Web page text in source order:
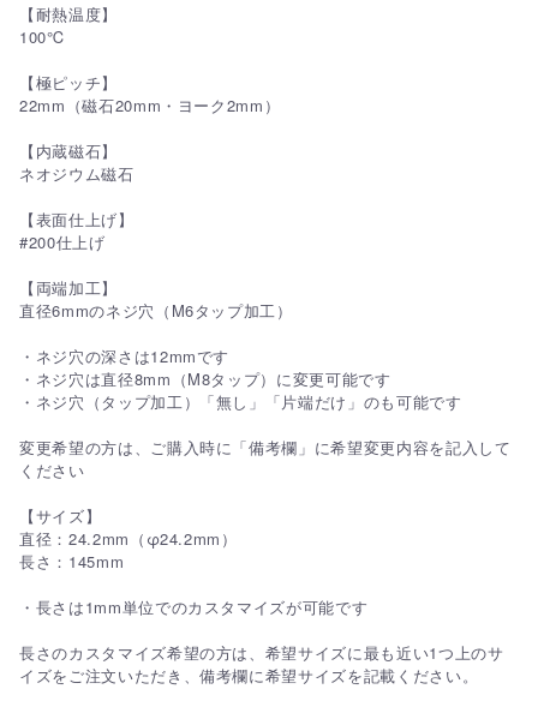
【耐熱温度】
100℃
【極ピッチ】
22mm（磁石20mm・ヨーク2mm）
【内蔵磁石】
ネオジウム磁石
【表面仕上げ】
#200仕上げ
【両端加工】
直径6mmのネジ穴（M6タップ加工）
・ネジ穴の深さは12mmです
・ネジ穴は直径8mm（M8タップ）に変更可能です
・ネジ穴（タップ加工）「無し」「片端だけ」のも可能です
変更希望の方は、ご購入時に「備考欄」に希望変更内容を記入して
ください
【サイズ】
直径：24.2mm（φ24.2mm）
長さ：145mm
・長さは1mm単位でのカスタマイズが可能です
長さのカスタマイズ希望の方は、希望サイズに最も近い1つ上のサ
イズをご注文いただき、備考欄に希望サイズを記載ください。